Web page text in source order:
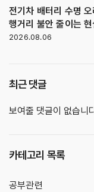
전기차 배터리 수명
행거리 불안 줄이는
2026.08.06
최근 댓글
보여줄 댓글이 없습니
카테고리 목록
공부관련